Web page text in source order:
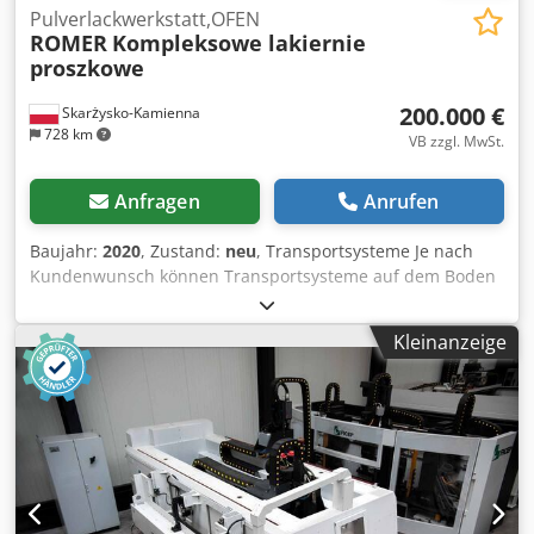
Skarżysko-Kamienna
728 km
Pulverlackwerkstatt,OFEN
ROMER Kompleksowe lakiernie
proszkowe
200.000 €
VB zzgl. MwSt.
Anfragen Anrufen
Baujahr: 2020, Zustand: neu, Transportsysteme Je nach
Kundenwunsch können Transportsysteme auf dem Boden
bewegt oder an Stangen aufgehängt werden. - Für
komfortable Lösungen für manuelle Installationen
empfehlen wir hängende Querquerungen (Quertransport).
- Bei automatisierten Systemen werden am häufigsten
Kettenförderer verwendet, die nicht anhalten und eine
hervorragende Lösung für Unternehmen sind, die sich auf
Qualität und Wiederholbarkeit des Prozesses
konzentrieren. - Für Unternehmen, die unterschiedliche
Artikel gleichzeitig herstellen und beispielsweise mehrere
Kabinen mit unterschiedlichen Farben haben, werden
Kleinanzeige